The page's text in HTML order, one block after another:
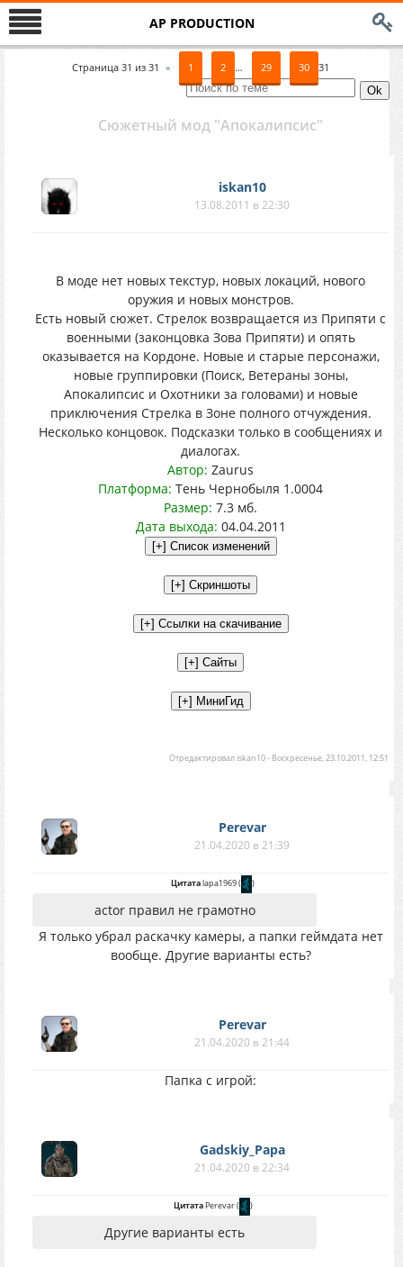
AP PRODUCTION
Страница 31 из 31 « 1 2 … 29 30 31
Сюжетный мод "Апокалипсис"
iskan10
13.08.2011 в 22:30
В моде нет новых текстур, новых локаций, нового
оружия и новых монстров.
Есть новый сюжет. Стрелок возвращается из Припяти с
военными (законцовка Зова Припяти) и опять
оказывается на Кордоне. Новые и старые персонажи,
новые группировки (Поиск, Ветераны зоны,
Апокалипсис и Охотники за головами) и новые
приключения Стрелка в Зоне полного отчуждения.
Несколько концовок. Подсказки только в сообщениях и
диалогах.
Автор: Zaurus
Платформа: Тень Чернобыля 1.0004
Размер: 7.3 мб.
Дата выхода: 04.04.2011
Отредактировал iskan10- Воскресенье, 23.10.2011, 12:51
Perevar
21.04.2020 в 21:39
Цитатаlapa1969( )
actor правил не грамотно
Я только убрал раскачку камеры, а папки геймдата нет
вообще. Другие варианты есть?
Perevar
21.04.2020 в 21:44
Папка с игрой:
Gadskiy_Papa
21.04.2020 в 22:34
ЦитатаPerevar( )
Другие варианты есть